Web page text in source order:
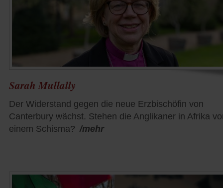
Sarah Mullally
Der Widerstand gegen die neue Erzbischöfin von
Canterbury wächst. Stehen die Anglikaner in Afrika
einem Schisma? /mehr